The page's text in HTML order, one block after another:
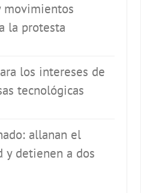
movimientos
la protesta
los intereses de
tecnológicas
allanan el
y detienen a dos